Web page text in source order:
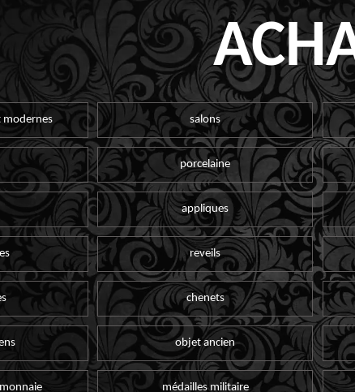
modernes salons
porcelaine
appliques
reveils
chenets
objet ancien
médailles militaire